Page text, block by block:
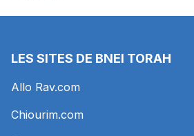
LES SITES DE BNEI TORAH
Allo Rav.com
Chiourim.com